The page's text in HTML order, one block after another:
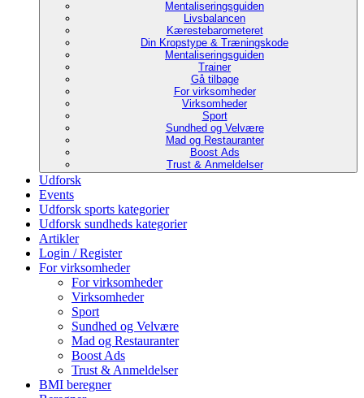
Mentaliseringsguiden
Livsbalancen
Kærestebarometeret
Din Kropstype & Træningskode
Mentaliseringsguiden
Trainer
Gå tilbage
For virksomheder
Virksomheder
Sport
Sundhed og Velvære
Mad og Restauranter
Boost Ads
Trust & Anmeldelser
Udforsk
Events
Udforsk sports kategorier
Udforsk sundheds kategorier
Artikler
Login / Register
For virksomheder
For virksomheder
Virksomheder
Sport
Sundhed og Velvære
Mad og Restauranter
Boost Ads
Trust & Anmeldelser
BMI beregner